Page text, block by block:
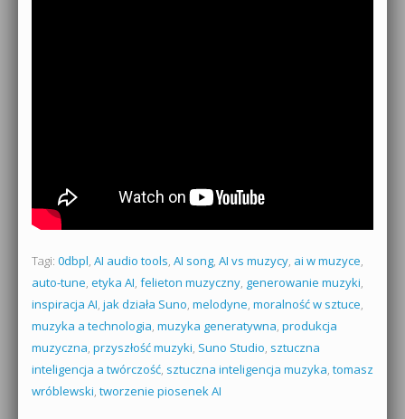
Tagi: 0dbpl, AI audio tools, AI song, AI vs muzycy, ai w muzyce,
auto-tune, etyka AI, felieton muzyczny, generowanie muzyki,
inspiracja AI, jak działa Suno, melodyne, moralność w sztuce,
muzyka a technologia, muzyka generatywna, produkcja
muzyczna, przyszłość muzyki, Suno Studio, sztuczna
inteligencja a twórczość, sztuczna inteligencja muzyka, tomasz
wróblewski, tworzenie piosenek AI